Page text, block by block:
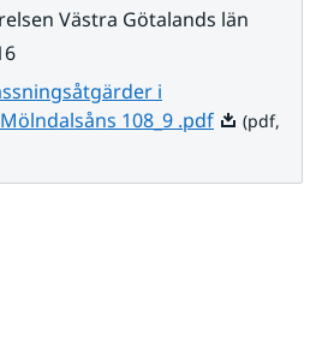
Västra Götalands län
i
108_9 .pdfPdf, 89.7 kB.
(pdf,